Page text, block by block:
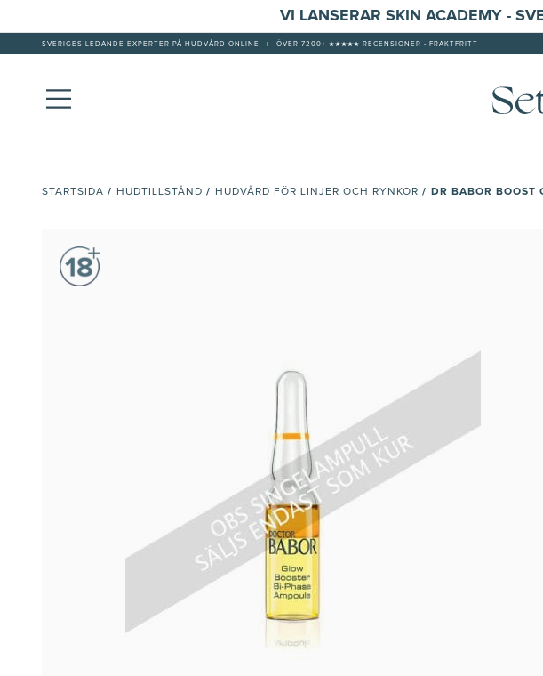
VI LANSERAR SKIN ACADEMY -
SVERIGES LEDANDE EXPERTER PÅ HUDVÅRD ONLINE ÖVER 7200+ ★★★★★ RECENSIONER - FRAKTFRITT
STARTSIDA / HUDTILLSTÅND / HUDVÅRD FÖR LINJER OCH RYNKOR / DR BABOR BOOST